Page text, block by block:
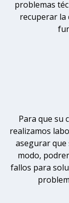
problemas
recuperar la
Para que su
realizamos
asegurar que
modo,
fallos para